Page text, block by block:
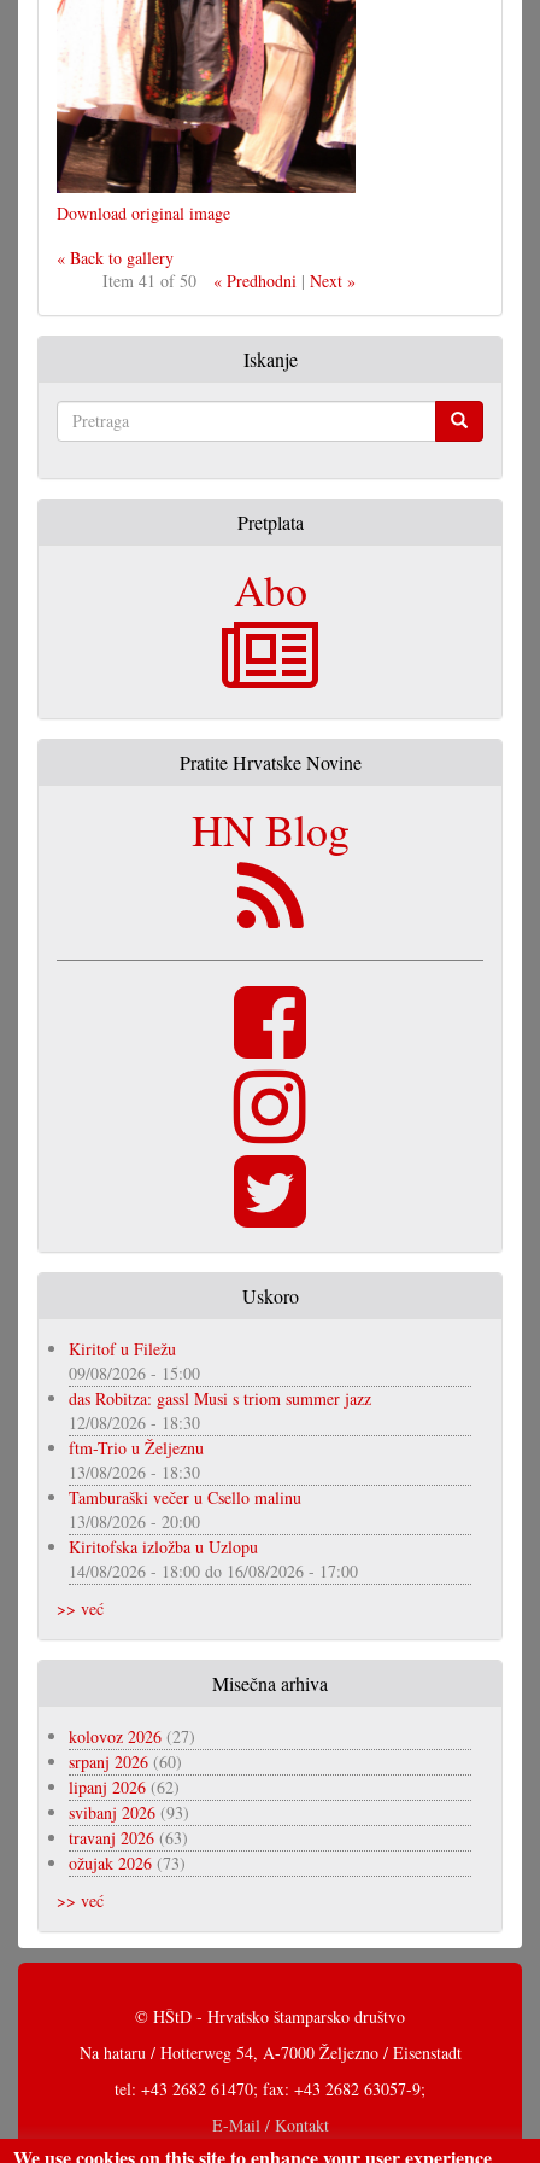
Download original image
« Back to gallery
Item 41 of 50
« Predhodni | Next »
Iskanje
Pretplata
Abo
Pratite Hrvatske Novine
HN Blog
Uskoro
Kiritof u Filežu
09/08/2026 - 15:00
das Robitza: gassl Musi s triom summer jazz
12/08/2026 - 18:30
ftm-Trio u Željeznu
13/08/2026 - 18:30
Tamburaški večer u Csello malinu
13/08/2026 - 20:00
Kiritofska izložba u Uzlopu
14/08/2026 - 18:00 do 16/08/2026 - 17:00
>> već
Misečna arhiva
kolovoz 2026 (27)
srpanj 2026 (60)
lipanj 2026 (62)
svibanj 2026 (93)
travanj 2026 (63)
ožujak 2026 (73)
>> već
© HŠtD - Hrvatsko štamparsko društvo
Na hataru / Hotterweg 54, A-7000 Željezno / Eisenstadt
tel: +43 2682 61470; fax: +43 2682 63057-9;
E-Mail / Kontakt